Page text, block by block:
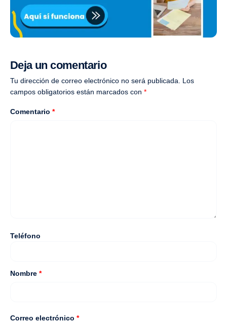
Deja un comentario
Tu dirección de correo electrónico no será publicada. Los
campos obligatorios están marcados con *
Comentario *
Teléfono
Nombre *
Correo electrónico *